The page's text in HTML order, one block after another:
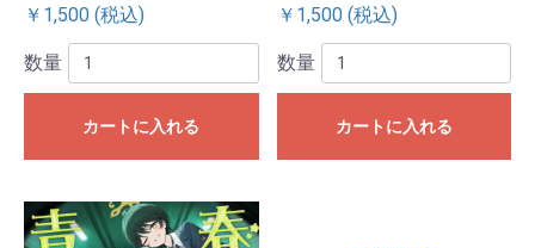
￥1,500 (税込)
数量
カートに入れる
￥1,500 (税込)
数量
カートに入れる